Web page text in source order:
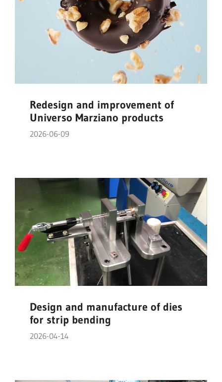
Redesign and improvement of
Universo Marziano products
2026-06-09
Design and manufacture of dies
for strip bending
2026-04-14